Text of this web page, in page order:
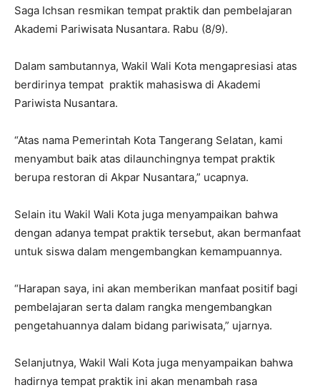
Saga Ichsan resmikan tempat praktik dan pembelajaran
Akademi Pariwisata Nusantara. Rabu (8/9).
Dalam sambutannya, Wakil Wali Kota mengapresiasi atas
berdirinya tempat praktik mahasiswa di Akademi
Pariwista Nusantara.
“Atas nama Pemerintah Kota Tangerang Selatan, kami
menyambut baik atas dilaunchingnya tempat praktik
berupa restoran di Akpar Nusantara,” ucapnya.
Selain itu Wakil Wali Kota juga menyampaikan bahwa
dengan adanya tempat praktik tersebut, akan bermanfaat
untuk siswa dalam mengembangkan kemampuannya.
“Harapan saya, ini akan memberikan manfaat positif bagi
pembelajaran serta dalam rangka mengembangkan
pengetahuannya dalam bidang pariwisata,” ujarnya.
Selanjutnya, Wakil Wali Kota juga menyampaikan bahwa
hadirnya tempat praktik ini akan menambah rasa